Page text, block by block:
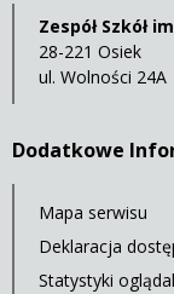
Zespół Szkół
28-221 Osiek
ul. Wolności 24A
Dodatkowe
Mapa serwisu
Deklaracja
Statystyki